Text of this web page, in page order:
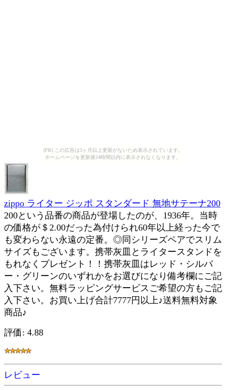
[PR] この広告は3ヶ月以上更新がないため表示されています。
ホームページを更新後24時間以内に表示されなくなります。
zippo ライター ジッポ スタンダード 無地サテーナ200
200という品番の商品が登場したのが、1936年。当時
の価格が＄2.00だった為付けられ60年以上経った今で
も変わらない永遠の定番。◎同シリーズペアでスリム
サイズもございます。携帯灰皿とライタースタンドを
もれなくプレゼント！！携帯灰皿はレッド・シルバ
ー・グリーンのいずれかをお選びになり備考欄にご記
入下さい。無料ラッピングサービスご希望の方もご記
入下さい。お買い上げ合計7777円以上♪送料無料対象
商品♪
評価: 4.88
レビュー